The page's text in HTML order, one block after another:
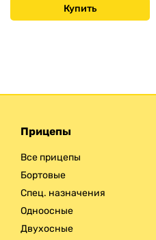
Купить
Прицепы
Все прицепы
Бортовые
Спец. назначения
Одноосные
Двухосные